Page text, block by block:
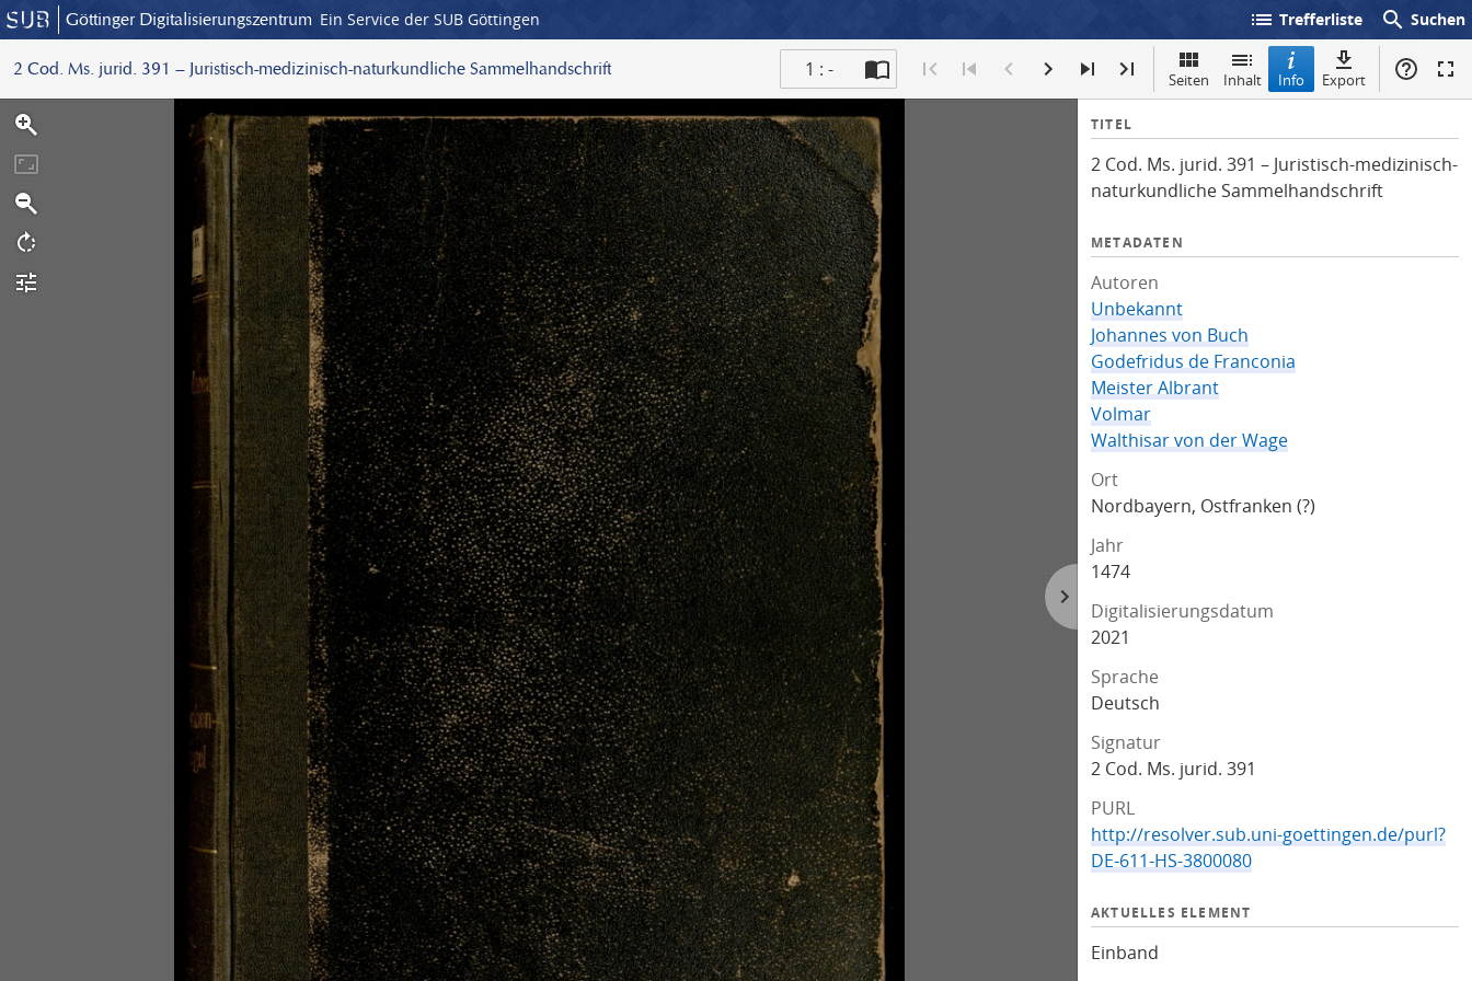
Göttinger Digitalisierungszentrum Ein Service der SUB Göttingen list Trefferliste search Suchen
2 Cod. Ms. jurid. 391 – Juristisch-medizinisch-naturkundliche Sammelhandschrift 1 : - Seiten Inhalt Info Export
I
f
o
TITEL
2 Cod. Ms. jurid. 391 – Juristisch-medizinisch-
naturkundliche Sammelhandschrift
METADATEN
Autoren
Unbekannt
Johannes von Buch
Godefridus de Franconia
Meister Albrant
Volmar
Walthisar von der Wage
Ort
Nordbayern, Ostfranken (?)
Jahr
1474
Digitalisierungsdatum
2021
Sprache
Deutsch
Signatur
2 Cod. Ms. jurid. 391
PURL
http://resolver.sub.uni-goettingen.de/purl?
DE-611-HS-3800080
AKTUELLES ELEMENT
Einband